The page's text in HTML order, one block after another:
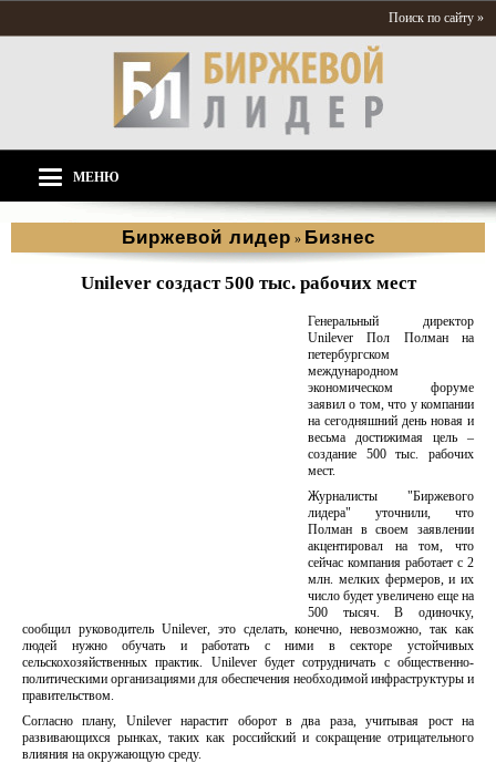
Поиск по сайту »
МЕНЮ
Биржевой лидер » Бизнес
Unilever создаст 500 тыс. рабочих мест
Генеральный директор
Unilever Пол Полман на
петербургском
международном
экономическом форуме
заявил о том, что у компании
на сегодняшний день новая и
весьма достижимая цель –
создание 500 тыс. рабочих
мест.
Журналисты "Биржевого
лидера" уточнили, что
Полман в своем заявлении
акцентировал на том, что
сейчас компания работает с 2
млн. мелких фермеров, и их
число будет увеличено еще на
500 тысяч. В одиночку,
сообщил руководитель Unilever, это сделать, конечно, невозможно, так как
людей нужно обучать и работать с ними в секторе устойчивых
сельскохозяйственных практик. Unilever будет сотрудничать с общественно-
политическими организациями для обеспечения необходимой инфраструктуры и
правительством.
Согласно плану, Unilever нарастит оборот в два раза, учитывая рост на
развивающихся рынках, таких как российский и сокращение отрицательного
влияния на окружающую среду.